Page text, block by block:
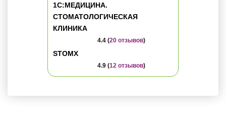
1C:МЕДИЦИНА.
СТОМАТОЛОГИЧЕСКАЯ
КЛИНИКА
4.4 (20 отзывов)
STOMX
4.9 (12 отзывов)